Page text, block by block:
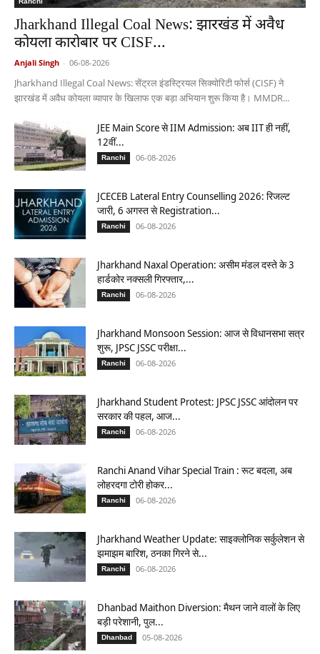
Jharkhand Illegal Coal News: झारखंड में अवैध
कोयला कारोबार पर CISF...
Anjali Singh - 06-08-2026
Jharkhand Illegal Coal News: सेंट्रल इंडस्ट्रियल सिक्योरिटी फोर्स (CISF) ने
झारखंड में अवैध कोयला व्यापार के खिलाफ एक बड़ा अभियान शुरू किया है। MMDR...
JEE Main Score से IIM Admission: अब IIT ही नहीं,
12वीं...
Ranchi 06-08-2026
JCECEB Lateral Entry Counselling 2026: रिजल्ट
जारी, 6 अगस्त से Registration...
Ranchi 06-08-2026
Jharkhand Naxal Operation: असीम मंडल दस्ते के 3
हार्डकोर नक्सली गिरफ्तार,...
Ranchi 06-08-2026
Jharkhand Monsoon Session: आज से विधानसभा सत्र
शुरू, JPSC JSSC परीक्षा...
Ranchi 06-08-2026
Jharkhand Student Protest: JPSC JSSC आंदोलन पर
सरकार की पहल, आज...
Ranchi 06-08-2026
Ranchi Anand Vihar Special Train : रूट बदला, अब
लोहरदगा टोरी होकर...
Ranchi 06-08-2026
Jharkhand Weather Update: साइक्लोनिक सर्कुलेशन से
झमाझम बारिश, ठनका गिरने से...
Ranchi 06-08-2026
Dhanbad Maithon Diversion: मैथन जाने वालों के लिए
बड़ी परेशानी, पुल...
Dhanbad 05-08-2026